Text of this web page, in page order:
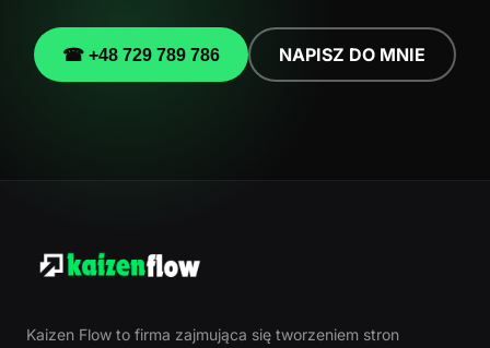
☎ +48 729 789 786 NAPISZ DO MNIE
Kaizen Flow to firma zajmująca się tworzeniem stron